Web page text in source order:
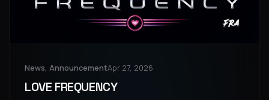
News, AnnouncementApr 27, 2026
LOVE FREQUENCY